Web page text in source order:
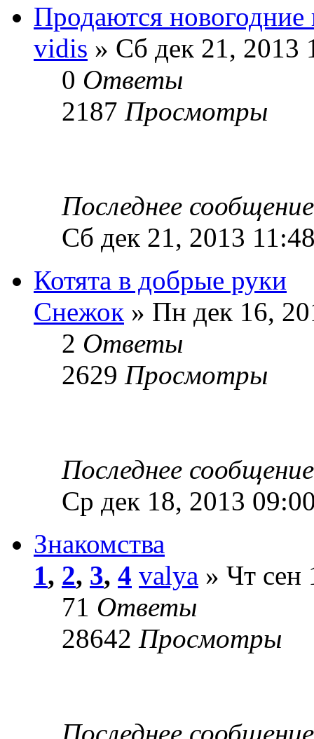
Продаются
vidis » Сб дек 21, 2013
0 Ответы
2187 Просмотры
Последнее
Сб дек 21, 2013
Котята в добрые руки
Снежок » Пн дек 16,
2 Ответы
2629 Просмотры
Последнее
Ср дек 18, 2013
Знакомства
1, 2, 3, 4 valya » Чт сен
71 Ответы
28642 Просмотры
Последнее